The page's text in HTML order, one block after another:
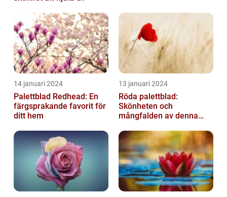
14 januari 2024
Palettblad Redhead: En
färgsprakande favorit för
ditt hem
13 januari 2024
Röda palettblad:
Skönheten och
mångfalden av denna